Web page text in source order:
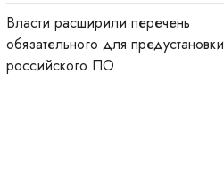
Власти расширили перечень
обязательного для предустановки
российского ПО